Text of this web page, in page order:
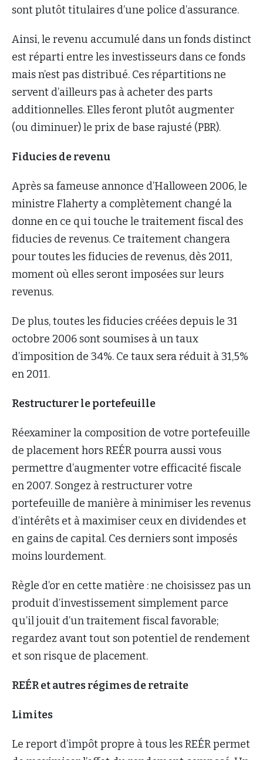
sont plutôt titulaires d’une police d’assurance.
Ainsi, le revenu accumulé dans un fonds distinct
est réparti entre les investisseurs dans ce fonds
mais n’est pas distribué. Ces répartitions ne
servent d’ailleurs pas à acheter des parts
additionnelles. Elles feront plutôt augmenter
(ou diminuer) le prix de base rajusté (PBR).
Fiducies de revenu
Après sa fameuse annonce d’Halloween 2006, le
ministre Flaherty a complètement changé la
donne en ce qui touche le traitement fiscal des
fiducies de revenus. Ce traitement changera
pour toutes les fiducies de revenus, dès 2011,
moment où elles seront imposées sur leurs
revenus.
De plus, toutes les fiducies créées depuis le 31
octobre 2006 sont soumises à un taux
d’imposition de 34%. Ce taux sera réduit à 31,5%
en 2011.
Restructurer le portefeuille
Réexaminer la composition de votre portefeuille
de placement hors REÉR pourra aussi vous
permettre d’augmenter votre efficacité fiscale
en 2007. Songez à restructurer votre
portefeuille de manière à minimiser les revenus
d’intérêts et à maximiser ceux en dividendes et
en gains de capital. Ces derniers sont imposés
moins lourdement.
Règle d’or en cette matière : ne choisissez pas un
produit d’investissement simplement parce
qu’il jouit d’un traitement fiscal favorable;
regardez avant tout son potentiel de rendement
et son risque de placement.
REÉR et autres régimes de retraite
Limites
Le report d’impôt propre à tous les REÉR permet